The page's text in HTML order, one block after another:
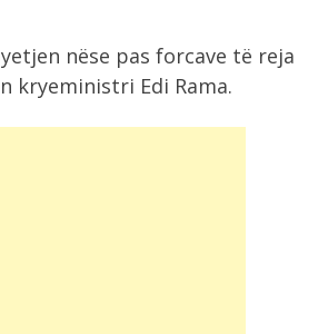
nëse pas forcave të reja
kryeministri Edi Rama.